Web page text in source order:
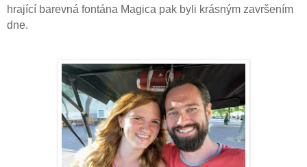
hrající barevná fontána Magica pak byli krásným završením
dne.